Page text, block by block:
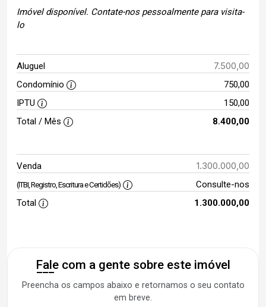
Imóvel disponível. Contate-nos pessoalmente para visita-
lo
Aluguel 7.500,00
Condomínio
750,00
IPTU
150,00
Total / Mês
8.400,00
Venda 1.300.000,00
(ITBI, Registro, Escritura e Certidões)
Consulte-nos
Total
1.300.000,00
Fale com a gente sobre este imóvel
Preencha os campos abaixo e retornamos o seu contato
em breve.